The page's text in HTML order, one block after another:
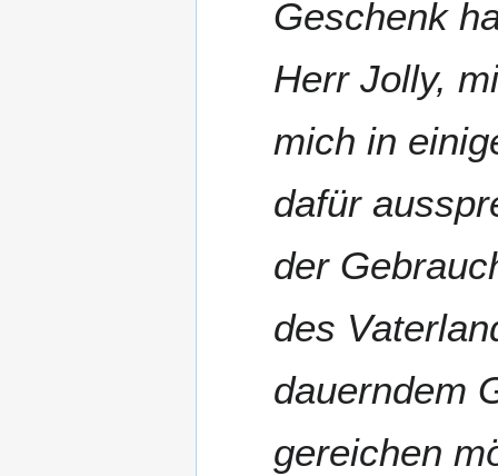
Geschenk
Herr Jolly,
mich in
dafür
der
des
dauerndem
gereichen